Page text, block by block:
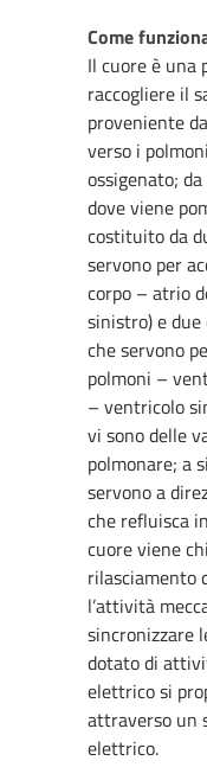
Come
Il cuore è una
raccogliere il
proveniente
verso i
ossigenato;
dove viene
costituito da
servono per
corpo – atrio
sinistro) e
che servono
polmoni –
– ventricolo
vi sono delle
polmonare; a
servono a
che refluisca
cuore viene
rilasciamento
l’attività
sincronizzare
dotato di
elettrico si
attraverso un
elettrico.